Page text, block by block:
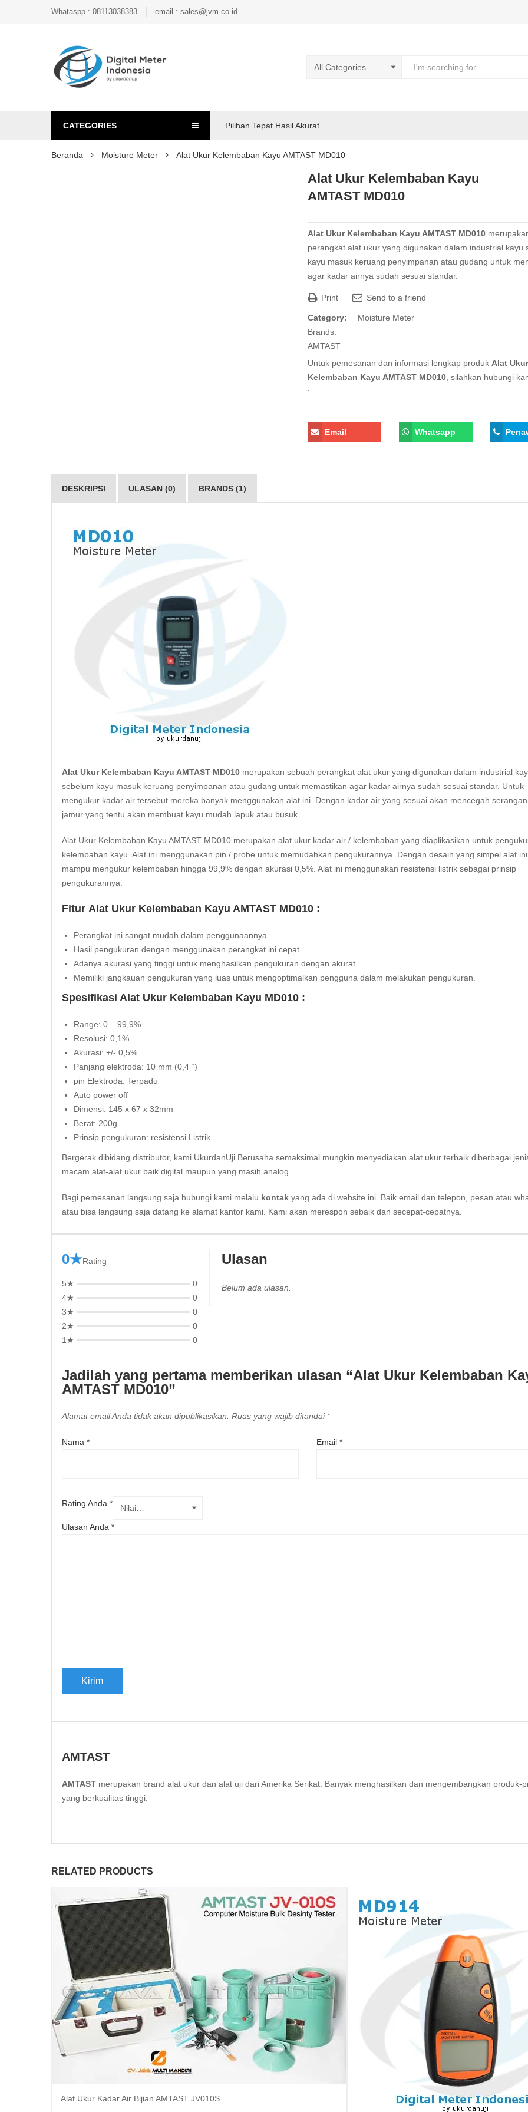
Whataspp : 08113038383 email : sales@jvm.co.id
CATEGORIES Pilihan Tepat Hasil Akurat
Beranda Moisture Meter Alat Ukur Kelembaban Kayu AMTAST MD010
Alat Ukur Kelembaban Kayu
AMTAST MD010
Alat Ukur Kelembaban Kayu AMTAST MD010
perangkat alat ukur yang digunakan dalam industrial kayu
kayu masuk keruang penyimpanan atau gudang untuk
agar kadar airnya sudah sesuai standar.
Print Send to a friend
Category:
Moisture Meter
Brands:
AMTAST
Untuk pemesanan dan informasi lengkap produk Alat Ukur
Kelembaban Kayu AMTAST MD010 , silahkan hubungi
:
Email Whatsapp
DESKRIPSI ULASAN (0) BRANDS (1)
Alat Ukur Kelembaban Kayu AMTAST MD010 merupakan sebuah perangkat alat ukur yang digunakan dalam industrial
sebelum kayu masuk keruang penyimpanan atau gudang untuk memastikan agar kadar airnya sudah sesuai standar. Untuk
mengukur kadar air tersebut mereka banyak menggunakan alat ini. Dengan kadar air yang sesuai akan mencegah serangan
jamur yang tentu akan membuat kayu mudah lapuk atau busuk.
Alat Ukur Kelembaban Kayu AMTAST MD010 merupakan alat ukur kadar air / kelembaban yang diaplikasikan untuk
kelembaban kayu. Alat ini menggunakan pin / probe untuk memudahkan pengukurannya. Dengan desain yang simpel alat ini
mampu mengukur kelembaban hingga 99,9% dengan akurasi 0,5%. Alat ini menggunakan resistensi listrik sebagai prinsip
pengukurannya.
Fitur Alat Ukur Kelembaban Kayu AMTAST MD010 :
Perangkat ini sangat mudah dalam penggunaannya
Hasil pengukuran dengan menggunakan perangkat ini cepat
Adanya akurasi yang tinggi untuk menghasilkan pengukuran dengan akurat.
Memiliki jangkauan pengukuran yang luas untuk mengoptimalkan pengguna dalam melakukan pengukuran.
Spesifikasi Alat Ukur Kelembaban Kayu MD010 :
Range: 0 – 99,9%
Resolusi: 0,1%
Akurasi: +/- 0,5%
Panjang elektroda: 10 mm (0,4 “)
pin Elektroda: Terpadu
Auto power off
Dimensi: 145 x 67 x 32mm
Berat: 200g
Prinsip pengukuran: resistensi Listrik
Bergerak dibidang distributor, kami UkurdanUji Berusaha semaksimal mungkin menyediakan alat ukur terbaik diberbagai
macam alat-alat ukur baik digital maupun yang masih analog.
Bagi pemesanan langsung saja hubungi kami melalu kontak yang ada di website ini. Baik email dan telepon, pesan atau
atau bisa langsung saja datang ke alamat kantor kami. Kami akan merespon sebaik dan secepat-cepatnya.
0★Rating
5★
0
4★
0
3★
0
2★
0
1★
0
Ulasan
Belum ada ulasan.
Jadilah yang pertama memberikan ulasan “Alat Ukur Kelembaban
AMTAST MD010”
Alamat email Anda tidak akan dipublikasikan. Ruas yang wajib ditandai *
Nama * Email *
Rating Anda *
Ulasan Anda *
AMTAST
AMTAST merupakan brand alat ukur dan alat uji dari Amerika Serikat. Banyak menghasilkan dan mengembangkan produk-
yang berkualitas tinggi.
RELATED PRODUCTS
Baca selengkapnya
Alat Ukur Kadar Air Bijian AMTAST JV010S